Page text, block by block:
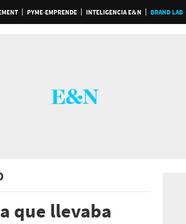
PYME-EMPRENDE INTELIGENCIA E&N BRAND LAB
que llevaba